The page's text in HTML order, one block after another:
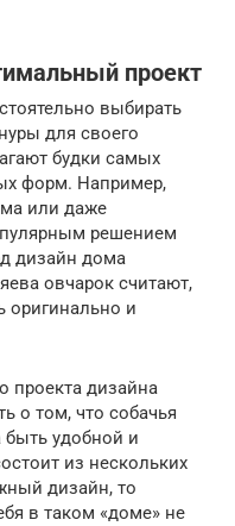
проект
выбирать
для своего
будки самых
форм. Например,
или даже
решением
дизайн дома
овчарок считают,
оригинально и
проекта дизайна
о том, что собачья
удобной и
из нескольких
дизайн, то
в таком «доме» не